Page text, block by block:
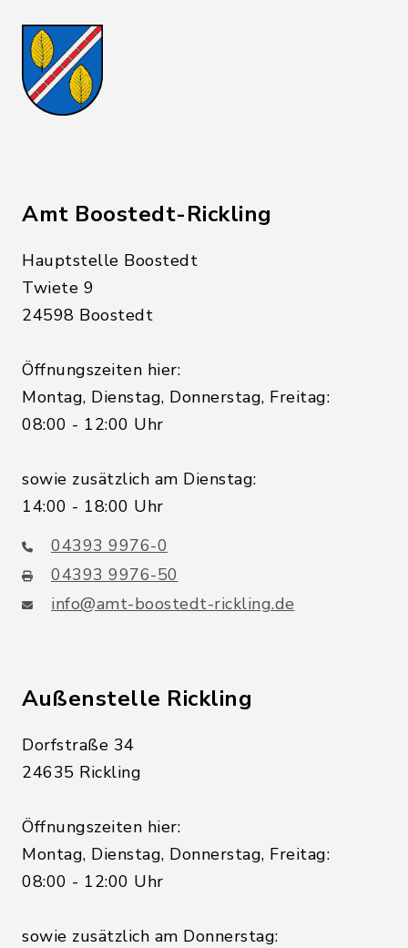
Amt Boostedt-Rickling
Hauptstelle Boostedt
Twiete 9
24598 Boostedt
Öffnungszeiten hier:
Montag, Dienstag, Donnerstag, Freitag:
08:00 - 12:00 Uhr
sowie zusätzlich am Dienstag:
14:00 - 18:00 Uhr
04393 9976-0
04393 9976-50
info@amt-boostedt-rickling.de
Außenstelle Rickling
Dorfstraße 34
24635 Rickling
Öffnungszeiten hier:
Montag, Dienstag, Donnerstag, Freitag:
08:00 - 12:00 Uhr
sowie zusätzlich am Donnerstag: